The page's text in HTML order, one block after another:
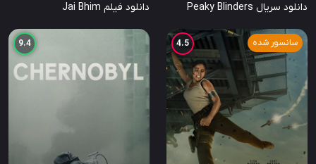
دانلود سریال Peaky Blinders دانلود فیلم Jai Bhim
سانسور شده 4.5
9.4